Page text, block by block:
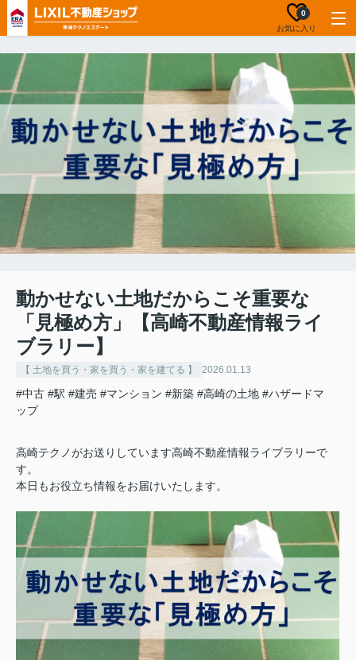
お気に入り
0
動かせない土地だからこそ重要な
「見極め方」【高崎不動産情報ライ
ブラリー】
【 土地を買う・家を買う・家を建てる 】 2026.01.13
#中古 #駅 #建売 #マンション #新築 #高崎の土地 #ハザードマ
ップ
高崎テクノがお送りしています高崎不動産情報ライブラリーで
す。
本日もお役立ち情報をお届けいたします。